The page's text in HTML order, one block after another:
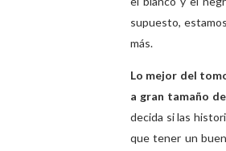
supuesto,
más.
Lo mejor del
a gran tamaño
decida si las
que tener un